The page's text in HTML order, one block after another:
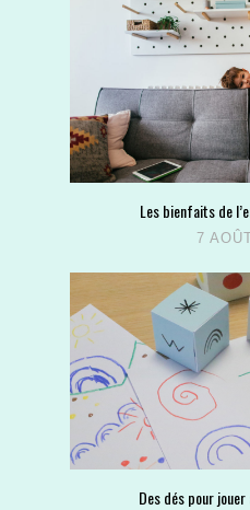
Les bienfaits de
7
Des dés pour